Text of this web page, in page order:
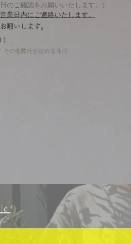
のご確認をお願いいたします。）
業日内にご連絡いたします。
願いします。
の他弊社が定める休日